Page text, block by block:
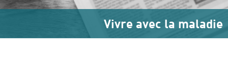
Vivre avec la maladie